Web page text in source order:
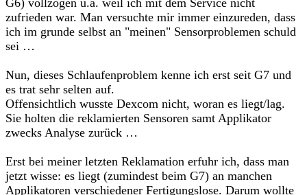
G6) vollzogen u.a. weil ich mit dem Service nicht
zufrieden war. Man versuchte mir immer einzureden, dass
ich im grunde selbst an "meinen" Sensorproblemen schuld
sei …
Nun, dieses Schlaufenproblem kenne ich erst seit G7 und
es trat sehr selten auf.
Offensichtlich wusste Dexcom nicht, woran es liegt/lag.
Sie holten die reklamierten Sensoren samt Applikator
zwecks Analyse zurück …
Erst bei meiner letzten Reklamation erfuhr ich, dass man
jetzt wisse: es liegt (zumindest beim G7) an manchen
Applikatoren verschiedener Fertigungslose. Darum wollte